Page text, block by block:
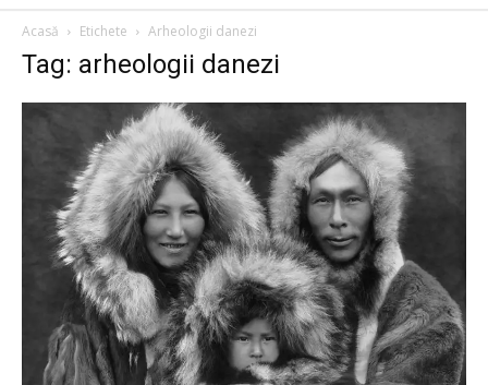
Acasă Etichete Arheologii danezi
Tag: arheologii danezi